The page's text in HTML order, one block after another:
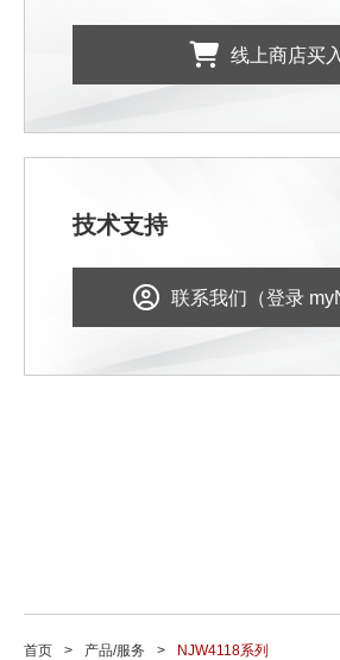
线上商店买入
技术支持
联系我们（登录
首页 产品/服务 NJW4118系列